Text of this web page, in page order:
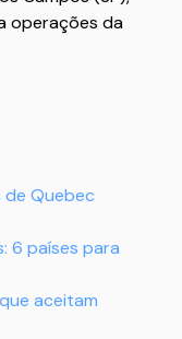
operações da
de Quebec
6 países para
aceitam